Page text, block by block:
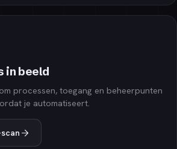
in beeld
processen, toegang en beheerpunten
je automatiseert.